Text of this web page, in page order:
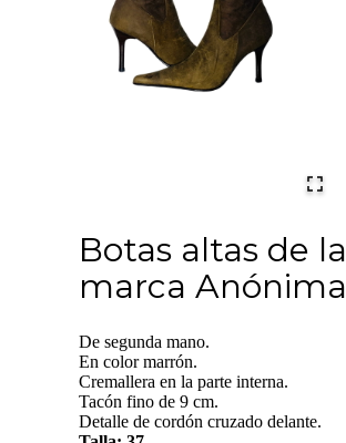
Botas altas de la
marca Anónima
De segunda mano.
En color marrón.
Cremallera en la parte interna.
Tacón fino de 9 cm.
Detalle de cordón cruzado delante.